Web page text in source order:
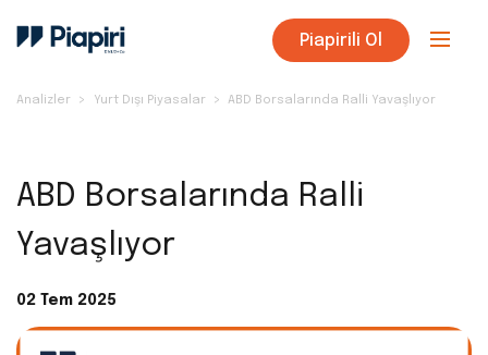
Piapirili Ol
Analizler Yurt Dışı Piyasalar ABD Borsalarında Ralli Yavaşlıyor
ABD Borsalarında Ralli
Yavaşlıyor
02 Tem 2025